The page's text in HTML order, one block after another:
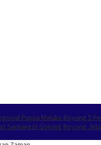
Papua Maluku Boyong 5
Semangat Gotong Royong